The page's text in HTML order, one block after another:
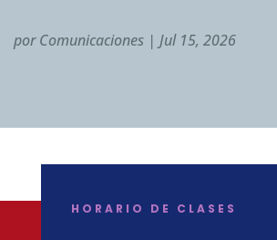
porComunicaciones | Jul 15, 2026
HORARIO DE CLASES